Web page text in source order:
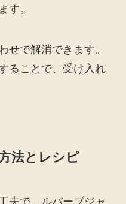
す。
せで解消できます。
ることで、受け入れ
法とレシピ
夫で、ルバーブジャ